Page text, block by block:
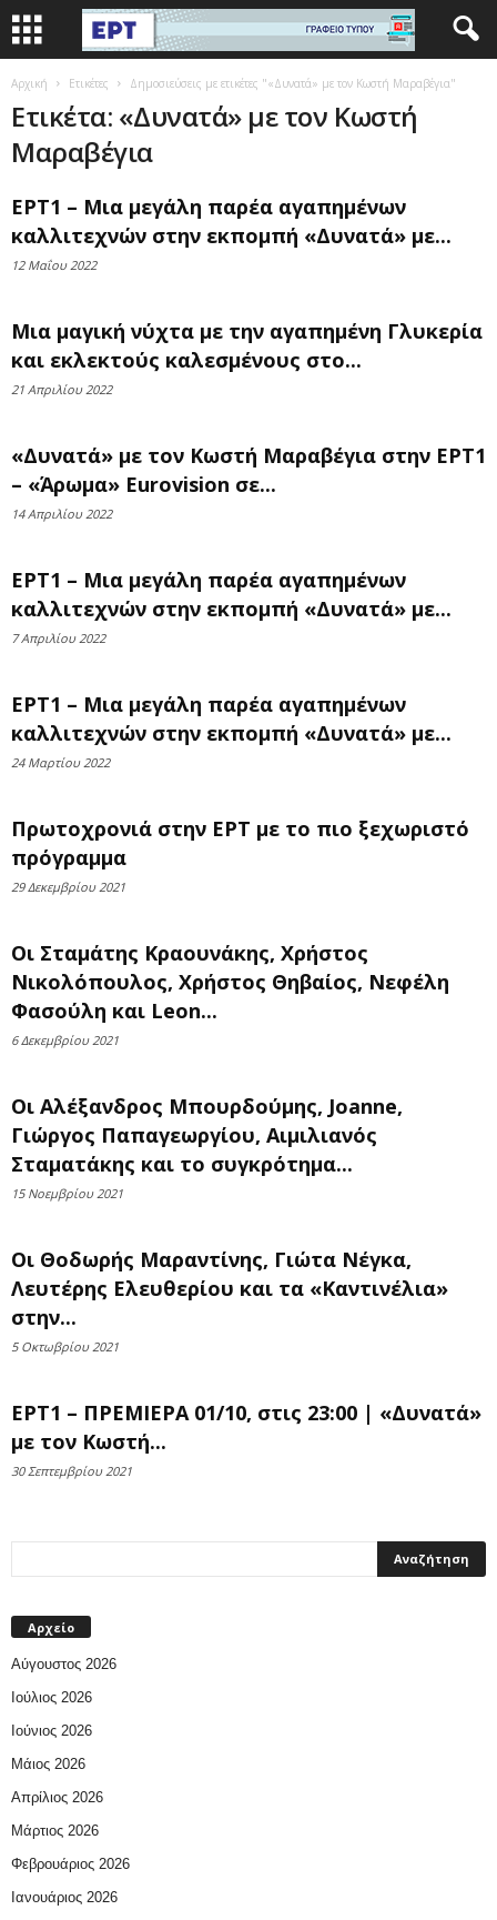
Αρχική Ετικέτες Δημοσιεύσεις με ετικέτες "«Δυνατά» με τον Κωστή Μαραβέγια"
Ετικέτα: «Δυνατά» με τον Κωστή
Μαραβέγια
ΕΡΤ1 – Μια μεγάλη παρέα αγαπημένων
καλλιτεχνών στην εκπομπή «Δυνατά» με...
12 Μαΐου 2022
Mια μαγική νύχτα με την αγαπημένη Γλυκερία
και εκλεκτούς καλεσμένους στο...
21 Απριλίου 2022
«Δυνατά» με τον Κωστή Μαραβέγια στην ΕΡΤ1
– «Άρωμα» Eurovision σε...
14 Απριλίου 2022
ΕΡΤ1 – Μια μεγάλη παρέα αγαπημένων
καλλιτεχνών στην εκπομπή «Δυνατά» με...
7 Απριλίου 2022
ΕΡΤ1 – Μια μεγάλη παρέα αγαπημένων
καλλιτεχνών στην εκπομπή «Δυνατά» με...
24 Μαρτίου 2022
Πρωτοχρονιά στην ΕΡΤ με το πιο ξεχωριστό
πρόγραμμα
29 Δεκεμβρίου 2021
Οι Σταμάτης Κραουνάκης, Χρήστος
Νικολόπουλος, Χρήστος Θηβαίος, Νεφέλη
Φασούλη και Leon...
6 Δεκεμβρίου 2021
Οι Αλέξανδρος Μπουρδούμης, Joanne,
Γιώργος Παπαγεωργίου, Αιμιλιανός
Σταματάκης και το συγκρότημα...
15 Νοεμβρίου 2021
Οι Θοδωρής Μαραντίνης, Γιώτα Νέγκα,
Λευτέρης Ελευθερίου και τα «Καντινέλια»
στην...
5 Οκτωβρίου 2021
ΕΡΤ1 – ΠΡΕΜΙΕΡΑ 01/10, στις 23:00 | «Δυνατά»
με τον Κωστή...
30 Σεπτεμβρίου 2021
Αρχείο
Αύγουστος 2026
Ιούλιος 2026
Ιούνιος 2026
Μάιος 2026
Απρίλιος 2026
Μάρτιος 2026
Φεβρουάριος 2026
Ιανουάριος 2026